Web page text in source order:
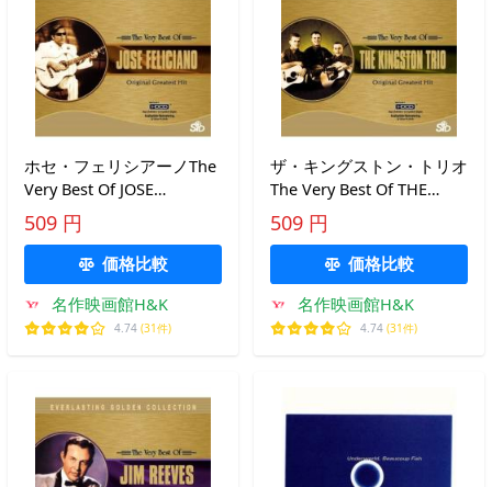
ホセ・フェリシアーノThe
Very Best Of JOSE
FELICIANO Original
Greatest Hit SICD-08022
509 円
価格比較
名作映画館H&K
4.74 (31件)
ザ・キングストン・トリオ
The Very Best Of THE
KINGSTON TRIO Original
Greatest Hit SICD-08023
509 円
価格比較
名作映画館H&K
4.74 (31件)